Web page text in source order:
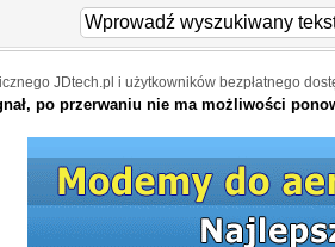
JDtech.pl i użytkowników bezpłatnego
po przerwaniu nie ma możliwości